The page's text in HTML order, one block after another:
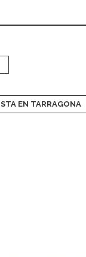
EN TARRAGONA